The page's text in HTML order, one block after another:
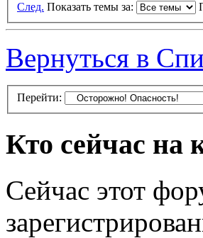
След. Показать темы за:
Вернуться в
Перейти:
Кто сейчас на
Сейчас этот